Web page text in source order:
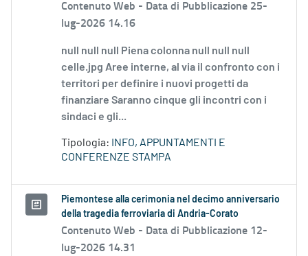
Contenuto Web - Data di Pubblicazione 25-
lug-2026 14.16
null null null Piena colonna null null null
celle.jpg Aree interne, al via il confronto con i
territori per definire i nuovi progetti da
finanziare Saranno cinque gli incontri con i
sindaci e gli...
Tipologia:
INFO, APPUNTAMENTI E
CONFERENZE STAMPA
Piemontese alla cerimonia nel decimo anniversario
della tragedia ferroviaria di Andria-Corato
Contenuto Web - Data di Pubblicazione 12-
lug-2026 14.31